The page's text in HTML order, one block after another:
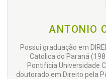
ANTONIO
Possui graduação em
Católica do Paraná
Pontifícia Universidade
doutorado em Direito pela